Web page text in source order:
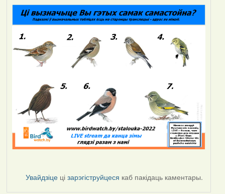
Увайдзіце цізарэгіструйцеся каб пакідаць каментары.